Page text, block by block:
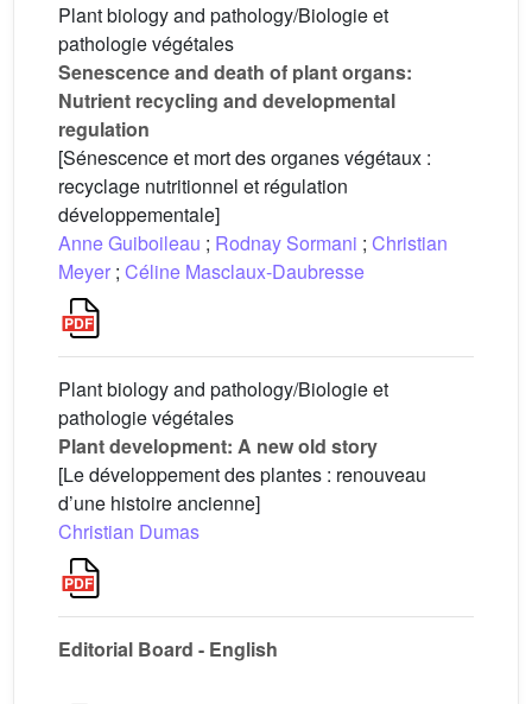
Plant biology and pathology/Biologie et
pathologie végétales
Senescence and death of plant organs:
Nutrient recycling and developmental
regulation
[Sénescence et mort des organes végétaux :
recyclage nutritionnel et régulation
développementale]
Anne Guiboileau ; Rodnay Sormani ; Christian
Meyer ; Céline Masclaux-Daubresse
Plant biology and pathology/Biologie et
pathologie végétales
Plant development: A new old story
[Le développement des plantes : renouveau
d’une histoire ancienne]
Christian Dumas
Editorial Board - English